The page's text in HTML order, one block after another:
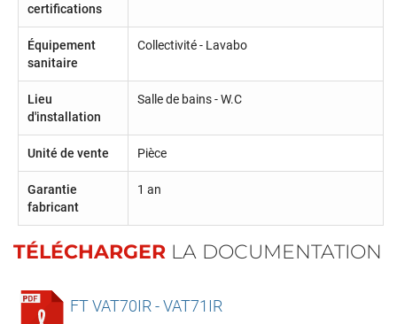
certifications
Équipement
sanitaire
Collectivité - Lavabo
Lieu
d'installation
Salle de bains - W.C
Unité de vente Pièce
Garantie
fabricant
1 an
TÉLÉCHARGER LA DOCUMENTATION
FT VAT70IR - VAT71IR